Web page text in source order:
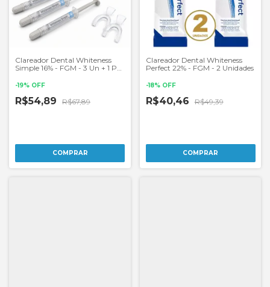
Clareador Dental Whiteness
Simple 16% - FGM - 3 Un + 1 Par
-19% OFF
R$54,89 R$67,89
Clareador Dental Whiteness
Perfect 22% - FGM - 2 Unidades
-18% OFF
R$40,46 R$49,39